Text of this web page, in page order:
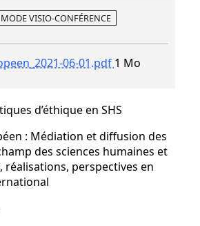
VISIO-CONFÉRENCE
06-01.pdf 1 Mo
d’éthique en SHS
: Médiation et diffusion des
des sciences humaines et
réalisations, perspectives en